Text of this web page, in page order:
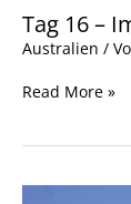
Tag 16 –
Australien /
Tag
16
–
Read More »
Tag